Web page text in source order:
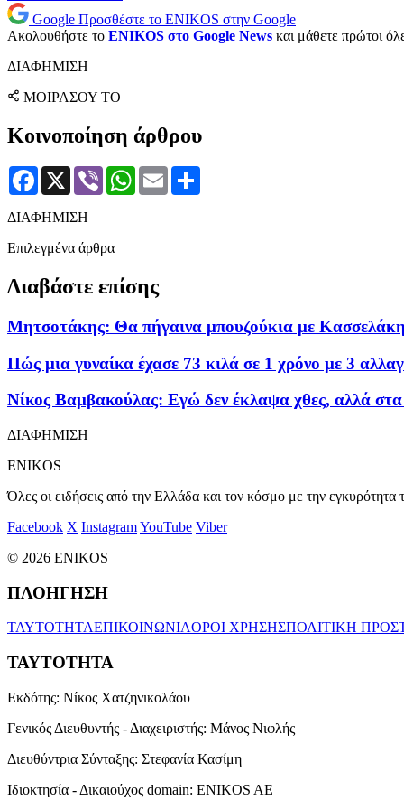
Google Προσθέστε το ENIKOS στην Google
Ακολουθήστε το ENIKOS στο Google News και μάθετε πρώτοι
ΔΙΑΦΗΜΙΣΗ
ΜΟΙΡΑΣΟΥ ΤΟ
Κοινοποίηση άρθρου
Facebook
X Viber WhatsApp
Email
ΔΙΑΦΗΜΙΣΗ
Επιλεγμένα άρθρα
Διαβάστε επίσης
Μητσοτάκης: Θα πήγαινα μπουζούκια με
Πώς μια γυναίκα έχασε 73 κιλά σε 1 χρόνο με 3
Νίκος Βαμβακούλας: Εγώ δεν έκλαψα χθες, αλλά στα
ΔΙΑΦΗΜΙΣΗ
ENIKOS
Όλες οι ειδήσεις από την Ελλάδα και τον κόσμο με την εγκυρότητα
Facebook X InstagramYouTube Viber
© 2026 ENIKOS
ΠΛΟΗΓΗΣΗ
ΤΑΥΤΟΤΗΤΑΕΠΙΚΟΙΝΩΝΙΑΟΡΟΙ ΧΡΗΣΗΣΠΟΛΙΤΙΚΗ
ΤΑΥΤΟΤΗΤΑ
Εκδότης: Νίκος Χατζηνικολάου
Γενικός Διευθυντής - Διαχειριστής: Μάνος Νιφλής
Διευθύντρια Σύνταξης: Στεφανία Κασίμη
Ιδιοκτησία - Δικαιούχος domain: ENIKOS AE